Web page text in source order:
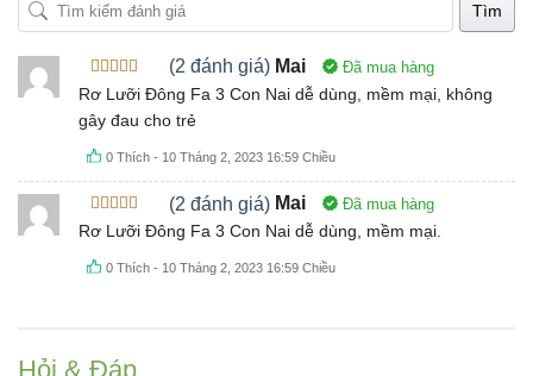
Tìm
Được xếp
hạng 5 5
sao
(2 đánh giá) Mai Đã mua hàng
Rơ Lưỡi Đông Fa 3 Con Nai dễ dùng, mềm mại, không
gây đau cho trẻ
0 Thích - 10 Tháng 2, 2023 16:59 Chiều
Được xếp
hạng 5 5
sao
(2 đánh giá) Mai Đã mua hàng
Rơ Lưỡi Đông Fa 3 Con Nai dễ dùng, mềm mại.
0 Thích - 10 Tháng 2, 2023 16:59 Chiều
Hỏi & Đáp